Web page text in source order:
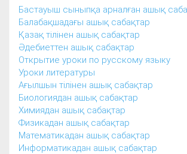
Бастауыш сыныпқа арналған ашық
Балабақшадағы ашық сабақтар
Қазақ тілінен ашық сабақтар
Әдебиеттен ашық сабақтар
Открытие уроки по русскому языку
Уроки литературы
Ағылшын тілінен ашық сабақтар
Биологиядан ашық сабақтар
Химиядан ашық сабақтар
Физикадан ашық сабақтар
Математикадан ашық сабақтар
Информатикадан ашық сабақтар